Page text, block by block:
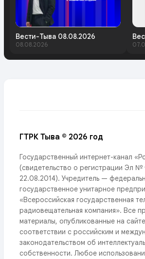
Вести-Тыва 08.08.2026
08.08.2026
ГТРК Тыва © 2026 год
Государственный интернет-канал
(свидетельство о регистрации Эл
22.08.2014). Учредитель —
государственное унитарное
«Всероссийская государственная
радиовещательная компания». Все
материалы, опубликованные на
соответствии с российским и
законодательством об
собственности. Любое